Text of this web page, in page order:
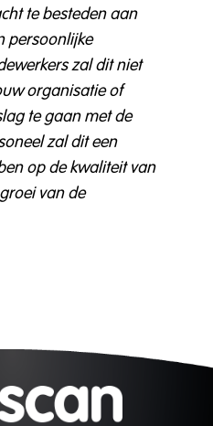
te besteden aan
persoonlijke
zal dit niet
organisatie of
te gaan met de
zal dit een
op de kwaliteit van
van de